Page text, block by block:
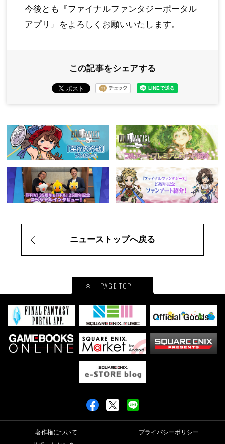
今後とも『ファイナルファンタジーポータル
アプリ』をよろしくお願いいたします。
この記事をシェアする
ニューストップへ戻る
PAGE TOP
著作権について
プライバシーポリシー